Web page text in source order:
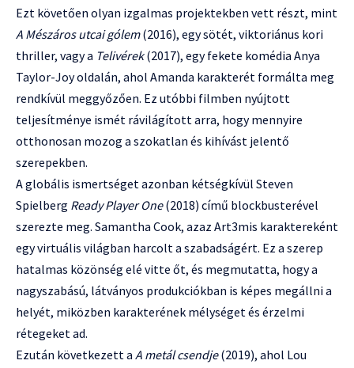
Ezt követően olyan izgalmas projektekben vett részt, mint
A Mészáros utcai gólem(2016), egy sötét, viktoriánus kori
thriller, vagy a Telivérek(2017), egy fekete komédia Anya
Taylor-Joy oldalán, ahol Amanda karakterét formálta meg
rendkívül meggyőzően. Ez utóbbi filmben nyújtott
teljesítménye ismét rávilágított arra, hogy mennyire
otthonosan mozog a szokatlan és kihívást jelentő
szerepekben.
A globális ismertséget azonban kétségkívül Steven
Spielberg Ready Player One(2018) című blockbusterével
szerezte meg. Samantha Cook, azaz Art3mis karaktereként
egy virtuális világban harcolt a szabadságért. Ez a szerep
hatalmas közönség elé vitte őt, és megmutatta, hogy a
nagyszabású, látványos produkciókban is képes megállni a
helyét, miközben karakterének mélységet és érzelmi
rétegeket ad.
Ezután következett a A metál csendje(2019), ahol Lou